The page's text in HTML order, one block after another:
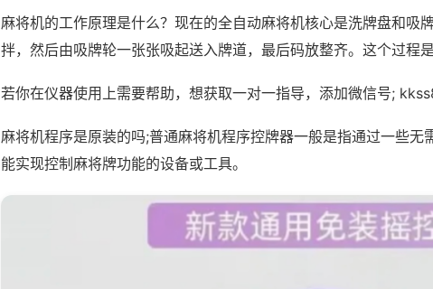
麻将机的工作原理是什么？现在的全自动麻将机核心是洗牌盘和吸
拌，然后由吸牌轮一张张吸起送入牌道，最后码放整齐。这个过程
若你在仪器使用上需要帮助，想获取一对一指导，添加微信号;
麻将机程序是原装的吗;普通麻将机程序控牌器一般是指通过一些无
能实现控制麻将牌功能的设备或工具。